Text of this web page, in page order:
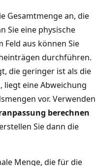
Gesamtmenge an, die
Sie eine physische
aus können Sie
durchführen.
die geringer ist als die
, liegt eine Abweichung
vor. Verwenden
berechnen
Sie dann die
Menge, die für die